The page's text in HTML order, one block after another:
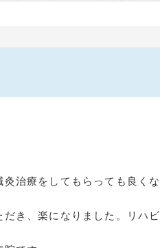
治療をしてもらっても良くな
き、楽になりました。リハビ